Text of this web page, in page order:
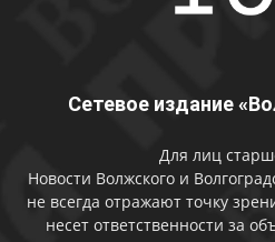
Сетевое издание
Для лиц
Новости Волжского и
не всегда отражают точку
несет ответственности за